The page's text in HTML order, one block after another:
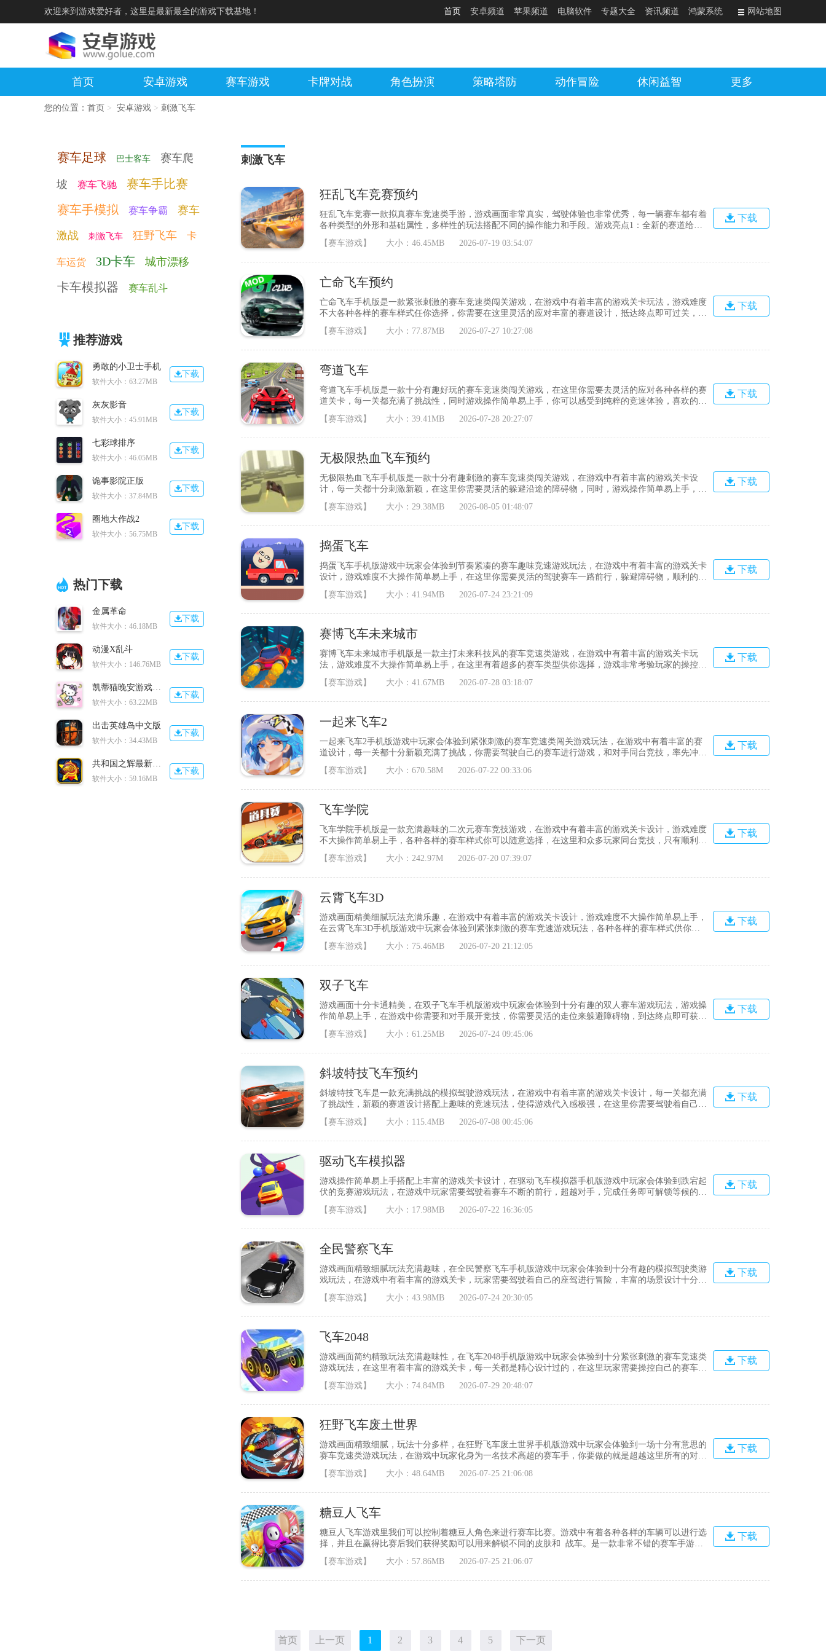
欢迎来到游戏爱好者，这里是最新最全的游戏下载基地！ 首页 安卓频道 苹果频道 电脑软件 专题大全 资讯频道 鸿蒙系统 网站地图
首页 安卓游戏 赛车游戏 卡牌对战 角色扮演 策略塔防 动作冒险 休闲益智 更多
您的位置： 首页 > 安卓游戏 > 刺激飞车
赛车足球 巴士客车 赛车爬
坡 赛车飞驰
赛车手比赛
赛车手模拟
赛车争霸 赛车
激战 刺激飞车 狂野飞车 卡
车运货 3D卡车 城市漂移
卡车模拟器 赛车乱斗
推荐游戏
勇敢的小卫士手机
软件大小：63.27MB
下载
灰灰影音
软件大小：45.91MB
下载
七彩球排序
软件大小：46.05MB
下载
诡事影院正版
软件大小：37.84MB
下载
圈地大作战2
软件大小：56.75MB
下载
热门下载
金属革命
软件大小：46.18MB
下载
动漫X乱斗
软件大小：146.76MB
下载
凯蒂猫晚安游戏中文版
软件大小：63.22MB
下载
出击英雄岛中文版
软件大小：34.43MB
下载
共和国之辉最新版本
软件大小：59.16MB
下载
刺激飞车
狂乱飞车竞赛预约
狂乱飞车竞赛一款拟真赛车竞速类手游，游戏画面非常真实，驾驶体验也非常优秀，每一辆赛车都有着
各种类型的外形和基础属性，多样性的玩法搭配不同的操作能力和手段。游戏亮点1：全新的赛道给位
带来不一样的竞速体验多名玩家们的参与这会很刺激的。2：每场游戏都只能一人赢得游戏可想而知游
戏的难度还是存在的，在这类不仅考验各位的实力。3：而且还有反应能力，在赛道上尽量的少犯错才
【赛车游戏】 大小：46.45MB 2026-07-19 03:54:07
下载
亡命飞车预约
亡命飞车手机版是一款紧张刺激的赛车竞速类闯关游戏，在游戏中有着丰富的游戏关卡玩法，游戏难度
不大各种各样的赛车样式任你选择，你需要在这里灵活的应对丰富的赛道设计，抵达终点即可过关，喜
欢的小伙伴就快来下载吧。游戏玩法1、赛道的设计还是很到位的；2、车辆的种类还是很丰富的；3、
要是能够改装发动机就更好了。游戏特色1、飞行汽车的奇迹令人震惊，随时开始新的冒险，充分发挥
【赛车游戏】 大小：77.87MB 2026-07-27 10:27:08
下载
弯道飞车
弯道飞车手机版是一款十分有趣好玩的赛车竞速类闯关游戏，在这里你需要去灵活的应对各种各样的赛
道关卡，每一关都充满了挑战性，同时游戏操作简单易上手，你可以感受到纯粹的竞速体验，喜欢的小
伙伴就快来下载吧。游戏玩法1、极限驾驶的终极乐趣，指尖触控感受真实的模拟驾驶系统；2、风格迥
异的车辆类型，奢华超跑等你驾驭，激情驾驶成就快感；3、现代化的城市布局，享受街道飞驰的独特
【赛车游戏】 大小：39.41MB 2026-07-28 20:27:07
下载
无极限热血飞车预约
无极限热血飞车手机版是一款十分有趣刺激的赛车竞速类闯关游戏，在游戏中有着丰富的游戏关卡设
计，每一关都十分刺激新颖，在这里你需要灵活的躲避沿途的障碍物，同时，游戏操作简单易上手，适
合各个年龄段的玩家，喜欢的小伙伴就快来下载吧。游戏特色1、在游戏中，会在爽快的赛车比赛和车
辆的拟真上找到平衡点。2、为玩家们提供畅快高速的驾驶体验与精妙绝伦的游戏画面。3、游戏中除了
【赛车游戏】 大小：29.38MB 2026-08-05 01:48:07
下载
捣蛋飞车
捣蛋飞车手机版游戏中玩家会体验到节奏紧凑的赛车趣味竞速游戏玩法，在游戏中有着丰富的游戏关卡
设计，游戏难度不大操作简单易上手，在这里你需要灵活的驾驶赛车一路前行，躲避障碍物，顺利的抵
达终点即可过关，沉浸式的驾驶体验让人爱不释手，快来下载吧。游戏特色1.驾驶着你的爱车去更多的
赛道里面解锁不同的玩法，在游戏中你会体验刺激的冒险，你需要灵活的完成更多的技巧，完成任务才
【赛车游戏】 大小：41.94MB 2026-07-24 23:21:09
下载
赛博飞车未来城市
赛博飞车未来城市手机版是一款主打未来科技风的赛车竞速类游戏，在游戏中有着丰富的游戏关卡玩
法，游戏难度不大操作简单易上手，在这里有着超多的赛车类型供你选择，游戏非常考验玩家的操控
性，你需要灵活的躲避各种各样的障碍物，顺利的到达目的地即可获得胜利。游戏玩法1、这款游戏里
面拥有各种的障碍物，玩家需要在各种障碍物里面闯关;2、玩家可以在这里体验到赛车给自己的刺激，
【赛车游戏】 大小：41.67MB 2026-07-28 03:18:07
下载
一起来飞车2
一起来飞车2手机版游戏中玩家会体验到紧张刺激的赛车竞速类闯关游戏玩法，在游戏中有着丰富的赛
道设计，每一关都十分新颖充满了挑战，你需要驾驶自己的赛车进行游戏，和对手同台竞技，率先冲向
终点即可获得胜利，喜欢的小伙伴就快来下载吧。游戏亮点1、采用的是PBR的全新技能渲染的画面，
让游戏整体呈现出一种赛博朋克的未来风格;2、经过微调以后，你的赛车将只适合你一个人使用，让你
【赛车游戏】 大小：670.58M 2026-07-22 00:33:06
下载
飞车学院
飞车学院手机版是一款充满趣味的二次元赛车竞技游戏，在游戏中有着丰富的游戏关卡设计，游戏难度
不大操作简单易上手，各种各样的赛车样式你可以随意选择，在这里和众多玩家同台竞技，只有顺利完
成挑战获得第一才能获得奖励，喜欢的小伙伴就快来下载吧。游戏特色1、你的赛车的发动机、变速
箱、轮胎、尾翼等都能自制造，并且安装上去后能可以到外观的变化。2、再也不是只能用系统颜色
【赛车游戏】 大小：242.97M 2026-07-20 07:39:07
下载
云霄飞车3D
游戏画面精美细腻玩法充满乐趣，在游戏中有着丰富的游戏关卡设计，游戏难度不大操作简单易上手，
在云霄飞车3D手机版游戏中玩家会体验到紧张刺激的赛车竞速游戏玩法，各种各样的赛车样式供你选
择，为你带来多样化的驾驶体验，喜欢的小伙伴就快来下载吧。游戏特色在游戏中，玩家将体验速度和
激情的愉悦，并控制自己的车辆完成各种考验。驾驶过程非常流畅，更多的挑战刺激和血液，所以你也
【赛车游戏】 大小：75.46MB 2026-07-20 21:12:05
下载
双子飞车
游戏画面十分卡通精美，在双子飞车手机版游戏中玩家会体验到十分有趣的双人赛车游戏玩法，游戏操
作简单易上手，在游戏中你需要和对手展开竞技，你需要灵活的走位来躲避障碍物，到达终点即可获得
胜利。随着游戏的不断的深入，游戏的难度也会越来越大。游戏特色游戏类型非常丰富，但一开始您只
能挑战一些基本的方法但是您必须测试您的驾驶执照，以便其他人可以解锁它只有不断提高游戏水平，
【赛车游戏】 大小：61.25MB 2026-07-24 09:45:06
下载
斜坡特技飞车预约
斜坡特技飞车是一款充满挑战的模拟驾驶游戏玩法，在游戏中有着丰富的游戏关卡设计，每一关都充满
了挑战性，新颖的赛道设计搭配上趣味的竞速玩法，使得游戏代入感极强，在这里你需要驾驶着自己的
赛车参加比赛，获得竞赛的胜利即可解锁丰厚的道具奖励，喜欢的小伙伴就快来下载吧。游戏亮点1、
汽车的细节刻画非常的真实，无论在造型还是喷漆等等的设计都非常的细致;2、三个不同主题的赛道等
【赛车游戏】 大小：115.4MB 2026-07-08 00:45:06
下载
驱动飞车模拟器
游戏操作简单易上手搭配上丰富的游戏关卡设计，在驱动飞车模拟器手机版游戏中玩家会体验到跌宕起
伏的竞赛游戏玩法，在游戏中玩家需要驾驶着赛车不断的前行，超越对手，完成任务即可解锁等候的游
戏奖励，各种各样的赛车样式等你来解锁，为你带来与众不同的驾驶体验。游戏亮点1、非常细腻的车
辆设计，还采用了易于使用的自定义控制驾驶，方便玩家操作；2、逼真的城市道路上，有许多具有挑
【赛车游戏】 大小：17.98MB 2026-07-22 16:36:05
下载
全民警察飞车
游戏画面精致细腻玩法充满趣味，在全民警察飞车手机版游戏中玩家会体验到十分有趣的模拟驾驶类游
戏玩法，在游戏中有着丰富的游戏关卡，玩家需要驾驶着自己的座驾进行冒险，丰富的场景设计十分真
实极具代入感，在游戏中各种各样的赛车任你选择，第一视角的玩法为你带来沉浸式的游戏体验。游戏
背景全民警察飞车是一款趣味十足的驾车驾驶模拟游戏。全民警察飞车游戏拥有很多场景，如：城镇，
【赛车游戏】 大小：43.98MB 2026-07-24 20:30:05
下载
飞车2048
游戏画面简约精致玩法充满趣味性，在飞车2048手机版游戏中玩家会体验到十分紧张刺激的赛车竞速类
游戏玩法，在这里有着丰富的游戏关卡，每一关都是精心设计过的，在这里玩家需要操控自己的赛车进
行冒险，小小的躲避障碍物收集金币奖励即可兑换更加强力的赛车。游戏背景这里的内容和玩法上都是
比较简单的哦，大家可以很随意的来进行竞速比赛，超大的游戏地图，赛道的选择也是非常的多，给与
【赛车游戏】 大小：74.84MB 2026-07-29 20:48:07
下载
狂野飞车废土世界
游戏画面精致细腻，玩法十分多样，在狂野飞车废土世界手机版游戏中玩家会体验到一场十分有意思的
赛车竞速类游戏玩法，在游戏中玩家化身为一名技术高超的赛车手，你要做的就是超越这里所有的对
手，游戏难度不大，在这里有着各种各样的赛车任你选择，灵活的控制赛车是十分重要的，快来尝试一
下吧。游戏背景狂野飞车废土世界游戏是一个非常好玩的赛车手游，玩家在游戏中将操作全新的赛车和
【赛车游戏】 大小：48.64MB 2026-07-25 21:06:08
下载
糖豆人飞车
糖豆人飞车游戏里我们可以控制着糖豆人角色来进行赛车比赛。游戏中有着各种各样的车辆可以进行选
择，并且在赢得比赛后我们获得奖励可以用来解锁不同的皮肤和 战车。是一款非常不错的赛车手游。
糖豆人飞车游戏详情：《糖豆人飞车》是一款竞速类手游，糖豆人飞车游戏玩家将击败竞争对手飞车赛
车手，在糖豆人飞车手游解锁新的高速飞车，赢得赛车冠军避免碰撞和碰撞其他竞争对手的飞车车手。
【赛车游戏】 大小：57.86MB 2026-07-25 21:06:07
下载
首页 上一页 1 2 3 4 5 下一页